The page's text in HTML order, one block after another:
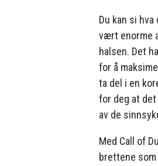
Du kan si
vært enorme
halsen. Det
for å
ta del i en
for deg at
av de
Med Call of
brettene